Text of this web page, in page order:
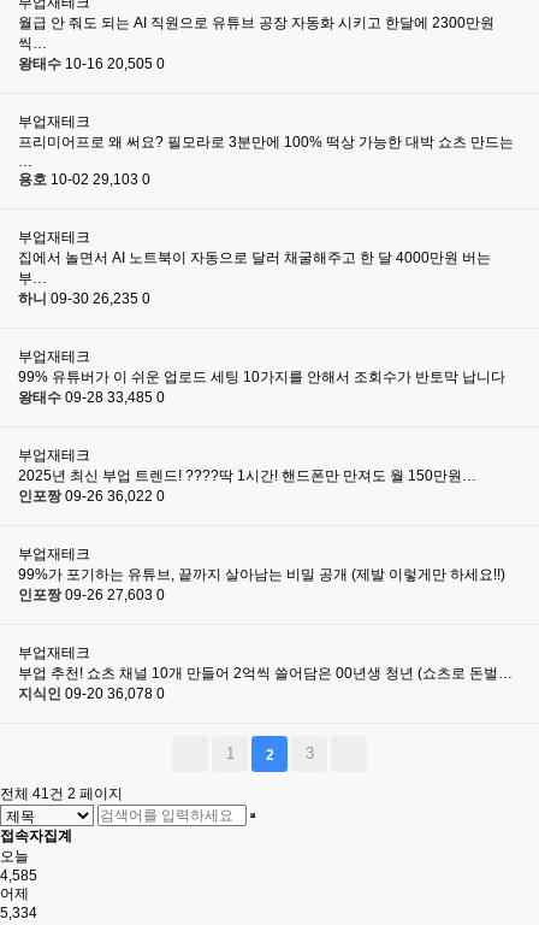
월급 안 줘도 되는 AI 직원으로 유튜브 공장 자동화 시키고 한달에 2300만원
씩…
왕태수 10-16 20,505 0
부업재테크
프리미어프로 왜 써요? 필모라로 3분만에 100% 떡상 가능한 대박 쇼츠 만드는
…
용호 10-02 29,103 0
부업재테크
집에서 놀면서 AI 노트북이 자동으로 달러 채굴해주고 한 달 4000만원 버는
부…
하니 09-30 26,235 0
부업재테크
99% 유튜버가 이 쉬운 업로드 세팅 10가지를 안해서 조회수가 반토막 납니다
왕태수 09-28 33,485 0
부업재테크
2025년 최신 부업 트렌드! ????딱 1시간! 핸드폰만 만져도 월 150만원…
인포짱 09-26 36,022 0
부업재테크
99%가 포기하는 유튜브, 끝까지 살아남는 비밀 공개 (제발 이렇게만 하세요!!)
인포짱 09-26 27,603 0
부업재테크
부업 추천! 쇼츠 채널 10개 만들어 2억씩 쓸어담은 00년생 청년 (쇼츠로 돈벌…
지식인 09-20 36,078 0
1 2 3
전체 41건 2 페이지
접속자집계
오늘
4,585
어제
5,334